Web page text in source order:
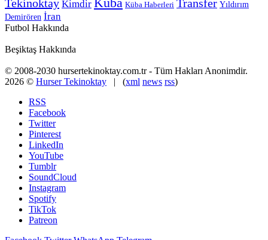
Tekinoktay Kimdir Küba Haberleri Transfer Yıldırım
Demirören İran
Futbol Hakkında
Beşiktaş Hakkında
© 2008-2030 hursertekinoktay.com.tr - Tüm Hakları Anonimdir.
2026 © Hurser Tekinoktay | (xml news rss)
RSS
Facebook
Twitter
Pinterest
LinkedIn
YouTube
Tumblr
SoundCloud
Instagram
Spotify
TikTok
Patreon